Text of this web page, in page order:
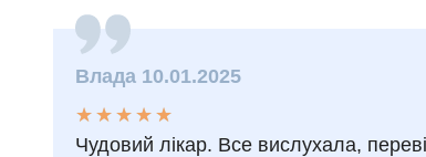
Влада 10.01.2025
★
★
★
★
★
★ ★ ★ ★ ★
Чудовий лікар. Все вислухала,